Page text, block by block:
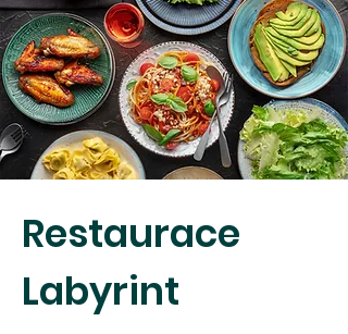
Restaurace
Labyrint